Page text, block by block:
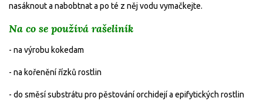
nasáknout a nabobtnat a po té z něj vodu vymačkejte.
Na co se používá rašeliník
- na výrobu kokedam
- na kořenění řízků rostlin
- do směsí substrátu pro pěstování orchidejí a epifytických rostlin